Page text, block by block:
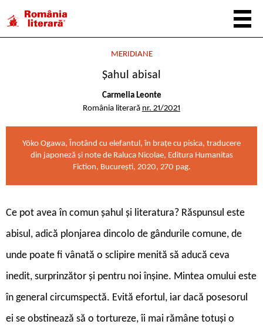
MERIDIANE
Șahul abisal
Carmelia Leonte
România literară nr. 21/2021
Yōko Ogawa, Înotând cu elefantul, în brațe cu pisica, traducere
din japoneză și note de Raluca Nicolae, Editura Humanitas
Fiction, București, 2020, 270 pag.
Ce pot avea în comun șahul și literatura? Răspunsul este
abisul, adică plonjarea dincolo de gândurile comune, de
unde poate fi vânată o sclipire menită să aducă ceva
inedit, surprinzător și pentru noi înșine. Mintea omului este
în general circumspectă. Evită efortul, iar dacă posesorul
ei se obstinează să o tortureze, îi mai rămâne totuși o